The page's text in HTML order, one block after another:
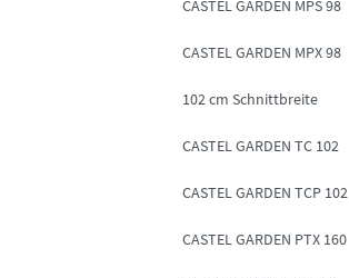
CASTEL GARDEN MPS 98
CASTEL GARDEN MPX 98
102 cm Schnittbreite
CASTEL GARDEN TC 102
CASTEL GARDEN TCP 102
CASTEL GARDEN PTX 160